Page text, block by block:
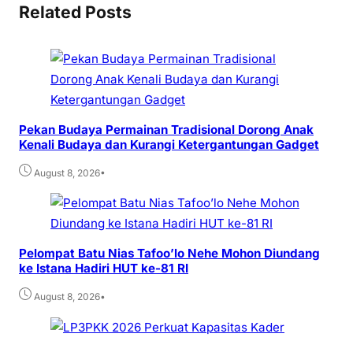
Related Posts
Pekan Budaya Permainan Tradisional Dorong Anak
Kenali Budaya dan Kurangi Ketergantungan Gadget
August 8, 2026•
Pelompat Batu Nias Tafoo’lo Nehe Mohon Diundang
ke Istana Hadiri HUT ke-81 RI
August 8, 2026•